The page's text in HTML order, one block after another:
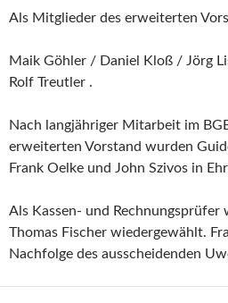
Als Mitglieder des erweiterten
Maik Göhler / Daniel Kloß / Jörg
Rolf Treutler .
Nach langjähriger Mitarbeit im
erweiterten Vorstand wurden
Frank Oelke und John Szivos in
Als Kassen- und Rechnungsprüfer
Thomas Fischer wiedergewählt.
Nachfolge des ausscheidenden